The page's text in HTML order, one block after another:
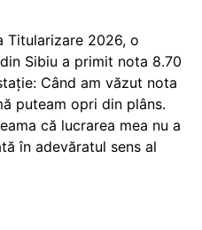
Titularizare 2026, o
Sibiu a primit nota 8.70
Când am văzut nota
puteam opri din plâns.
că lucrarea mea nu a
în adevăratul sens al